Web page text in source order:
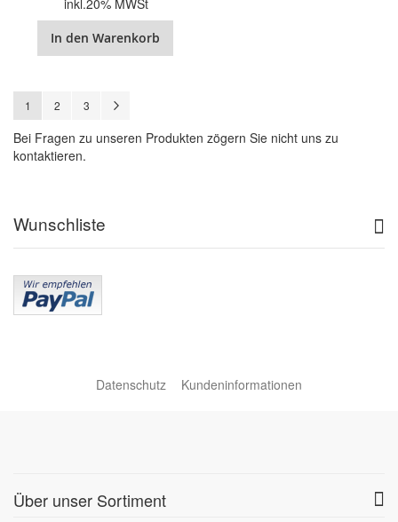
In den Warenkorb
SeiteSie lesen gerade Seite
1 Seite
2 Seite
3
Bei Fragen zu unseren Produkten zögern Sie nicht uns zu
kontaktieren.
Wunschliste
Datenschutz Kundeninformationen
Über unser Sortiment